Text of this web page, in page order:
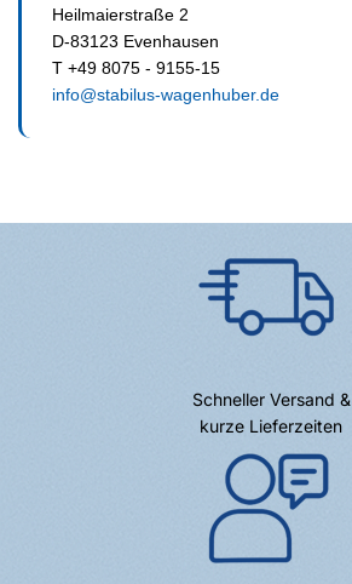
Heilmaierstraße 2
D-83123 Evenhausen
T +49 8075 - 9155-15
info@stabilus-wagenhuber.de
Schneller Versand &
kurze Lieferzeiten